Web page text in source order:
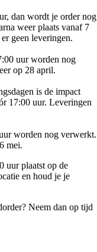
dan wordt je order nog
weer plaats vanaf 7
geen leveringen.
uur worden nog
op 28 april.
is de impact
17:00 uur. Leveringen
worden nog verwerkt.
mei.
uur plaatst op de
en houd je je
Neem dan op tijd